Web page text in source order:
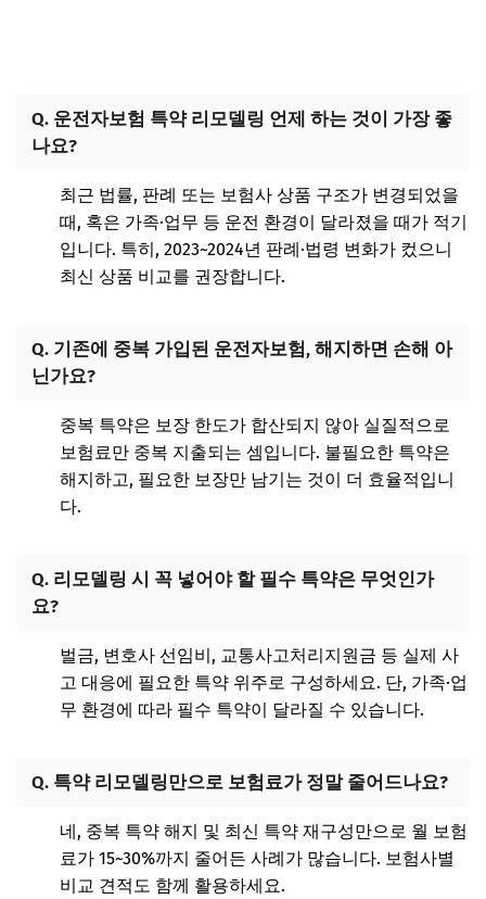
Q. 운전자보험 특약 리모델링 언제 하는 것이 가장 좋
나요?
최근 법률, 판례 또는 보험사 상품 구조가 변경되었을
때, 혹은 가족·업무 등 운전 환경이 달라졌을 때가 적기
입니다. 특히, 2023~2024년 판례·법령 변화가 컸으니
최신 상품 비교를 권장합니다.
Q. 기존에 중복 가입된 운전자보험, 해지하면 손해 아
닌가요?
중복 특약은 보장 한도가 합산되지 않아 실질적으로
보험료만 중복 지출되는 셈입니다. 불필요한 특약은
해지하고, 필요한 보장만 남기는 것이 더 효율적입니
다.
Q. 리모델링 시 꼭 넣어야 할 필수 특약은 무엇인가
요?
벌금, 변호사 선임비, 교통사고처리지원금 등 실제 사
고 대응에 필요한 특약 위주로 구성하세요. 단, 가족·업
무 환경에 따라 필수 특약이 달라질 수 있습니다.
Q. 특약 리모델링만으로 보험료가 정말 줄어드나요?
네, 중복 특약 해지 및 최신 특약 재구성만으로 월 보험
료가 15~30%까지 줄어든 사례가 많습니다. 보험사별
비교 견적도 함께 활용하세요.